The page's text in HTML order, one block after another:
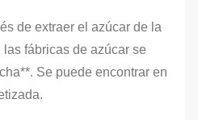
de extraer el azúcar de la
fábricas de azúcar se
Se puede encontrar en